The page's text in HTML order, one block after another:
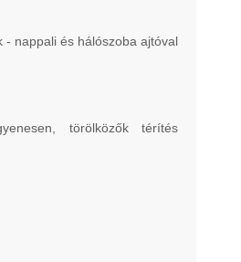
- nappali és hálószoba ajtóval
törölközők térítés